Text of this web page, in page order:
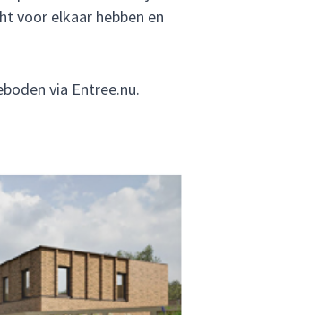
voor elkaar hebben en
via Entree.nu.